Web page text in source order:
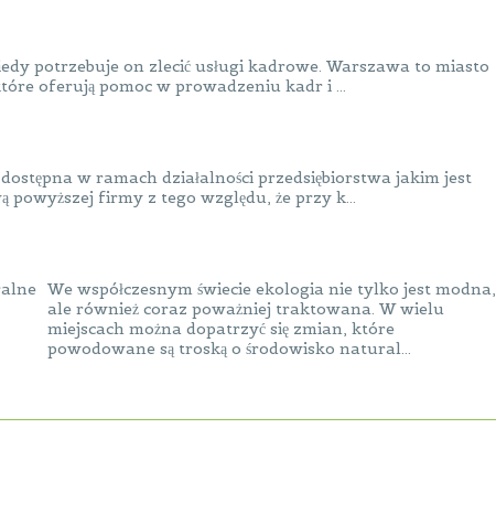
potrzebuje on zlecić usługi kadrowe. Warszawa to miasto
oferują pomoc w prowadzeniu kadr i ...
w ramach działalności przedsiębiorstwa jakim jest
powyższej firmy z tego względu, że przy k...
We współczesnym świecie ekologia nie tylko jest modna,
ale również coraz poważniej traktowana. W wielu
miejscach można dopatrzyć się zmian, które
powodowane są troską o środowisko natural...